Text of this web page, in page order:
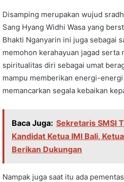
Disamping merupakan wujud
Sang Hyang Widhi Wasa yang
Bhakti Nganyarin ini juga sebagai
memohon kerahayuan jagad serta
spiritualitas diri sebagai umat
mampu memberikan energi-
memancarkan segala kebaikan
Baca Juga: Sekretaris SMSI
Kandidat Ketua IMI Bali,
Berikan Dukungan
Nampak juga saat itu ada